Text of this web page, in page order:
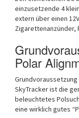
einzusetzende 4
extern über einen
Zigarettenanzünder,
Polar
SkyTracker ist die
beleuchtetes
eine wirklich gutes